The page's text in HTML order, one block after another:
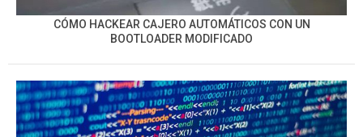
CÓMO HACKEAR CAJERO AUTOMÁTICOS CON UN
BOOTLOADER MODIFICADO